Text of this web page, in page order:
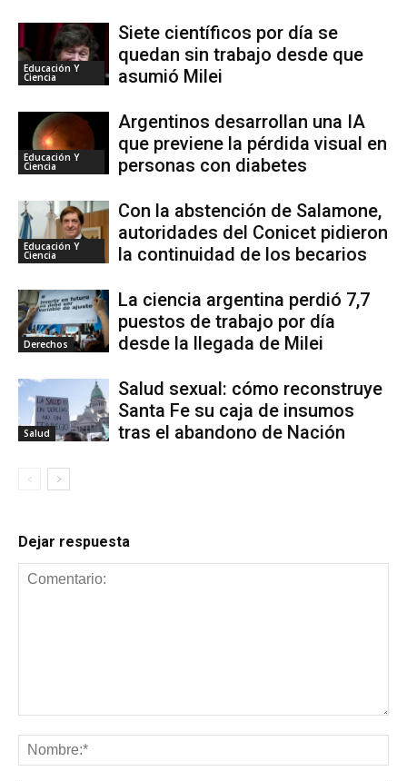
Educación Y
Ciencia
Siete científicos por día se
quedan sin trabajo desde que
asumió Milei
Educación Y
Ciencia
Argentinos desarrollan una IA
que previene la pérdida visual en
personas con diabetes
Educación Y
Ciencia
Con la abstención de Salamone,
autoridades del Conicet pidieron
la continuidad de los becarios
Derechos
La ciencia argentina perdió 7,7
puestos de trabajo por día
desde la llegada de Milei
Salud
Salud sexual: cómo reconstruye
Santa Fe su caja de insumos
tras el abandono de Nación
Dejar respuesta